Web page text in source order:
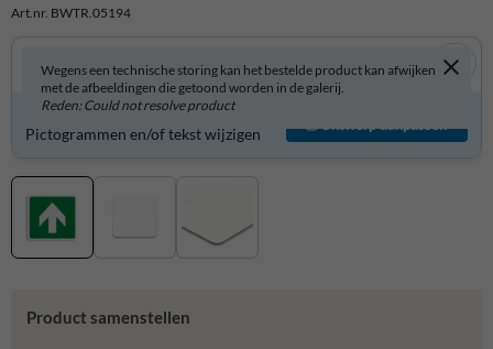
Art.nr. BWTR.05194
Wegens een technische storing kan het bestelde product kan afwijken
met de afbeeldingen die getoond worden in de galerij.
Reden: Could not resolve product
Product zelf aanpassen?
Pictogrammen en/of tekst wijzigen
Ontwerp aanpassen
Product samenstellen